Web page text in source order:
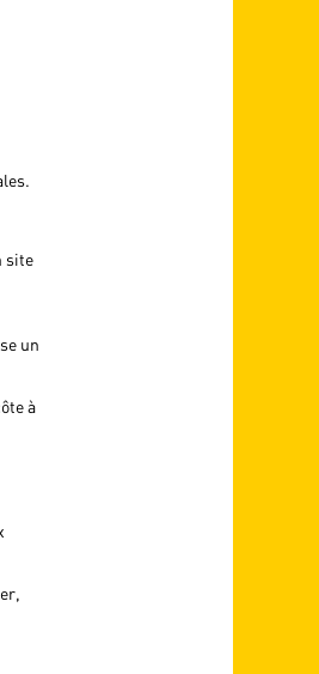
site
un
à